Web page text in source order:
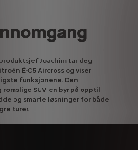
Joachim tar deg
Ë-C5 Aircross og viser
funksjonene. Den
SUV-en byr på opptil
og smarte løsninger for både
turer.